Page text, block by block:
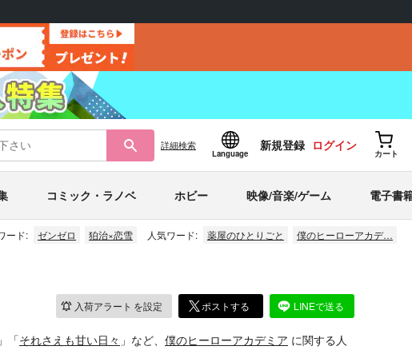
詳細検索
Language
新規登録 ログイン
カート
コミック・ラノベ ホビー 映像/音楽/ゲーム 電子書
ード: ゼンゼロ 狛治×恋雪 人気ワード: 薬屋のひとりごと 僕のヒーローアカデ…
入荷アラート を設定 ポストする LINEで送る
」「それさえも甘い日々 」など、 僕のヒーローアカデミア に関する人